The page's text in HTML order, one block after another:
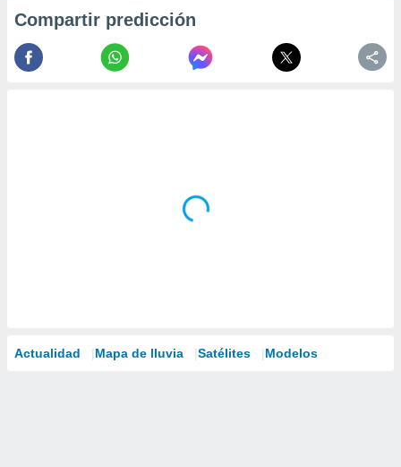
Compartir predicción
Actualidad Mapa de lluvia Satélites Modelos